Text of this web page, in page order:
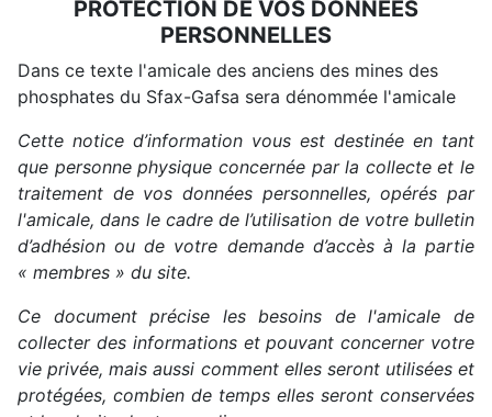
PROTECTION DE VOS DONNEES
PERSONNELLES
Dans ce texte l'amicale des anciens des mines des
phosphates du Sfax-Gafsa sera dénommée l'amicale
Cette notice d’information vous est destinée en tant
que personne physique concernée par la collecte et le
traitement de vos données personnelles, opérés par
l'amicale, dans le cadre de l’utilisation de votre bulletin
d’adhésion ou de votre demande d’accès à la partie
« membres » du site.
Ce document précise les besoins de l'amicale de
collecter des informations et pouvant concerner votre
vie privée, mais aussi comment elles seront utilisées et
protégées, combien de temps elles seront conservées